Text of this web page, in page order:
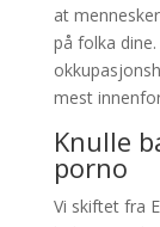
at
på folka
mest
Knulle
porno
Vi skiftet fra